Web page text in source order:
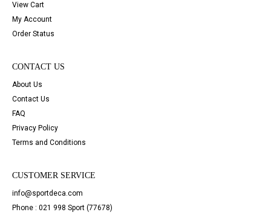
View Cart
My Account
Order Status
CONTACT US
About Us
Contact Us
FAQ
Privacy Policy
Terms and Conditions
CUSTOMER SERVICE
info@sportdeca.com
Phone : 021 998 Sport (77678)